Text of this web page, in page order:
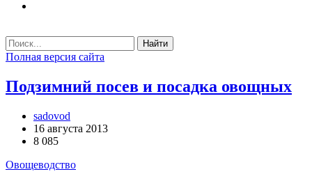
Найти
Полная версия сайта
Подзимний посев и посадка овощных
sadovod
16 августа 2013
8 085
Овощеводство